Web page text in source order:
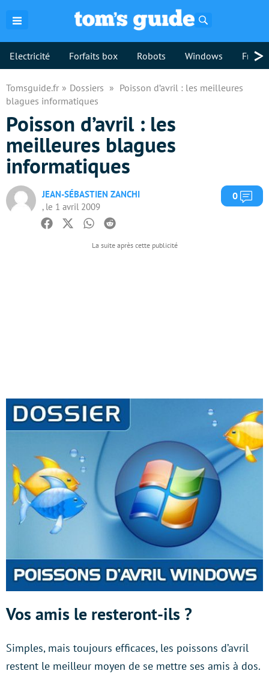
Electricité Forfaits box Robots Windows >
Tomsguide.fr Dossiers
Poisson d’avril : les meilleures
blagues informatiques
Poisson d’avril : les
meilleures blagues
informatiques
JEAN-SÉBASTIEN ZANCHI
, le 1 avril 2009
0
Facebook
TwitterWhatsapp
Reddit
Vos amis le resteront-ils ?
Simples, mais toujours efficaces, les poissons d’avril
restent le meilleur moyen de se mettre ses amis à dos.